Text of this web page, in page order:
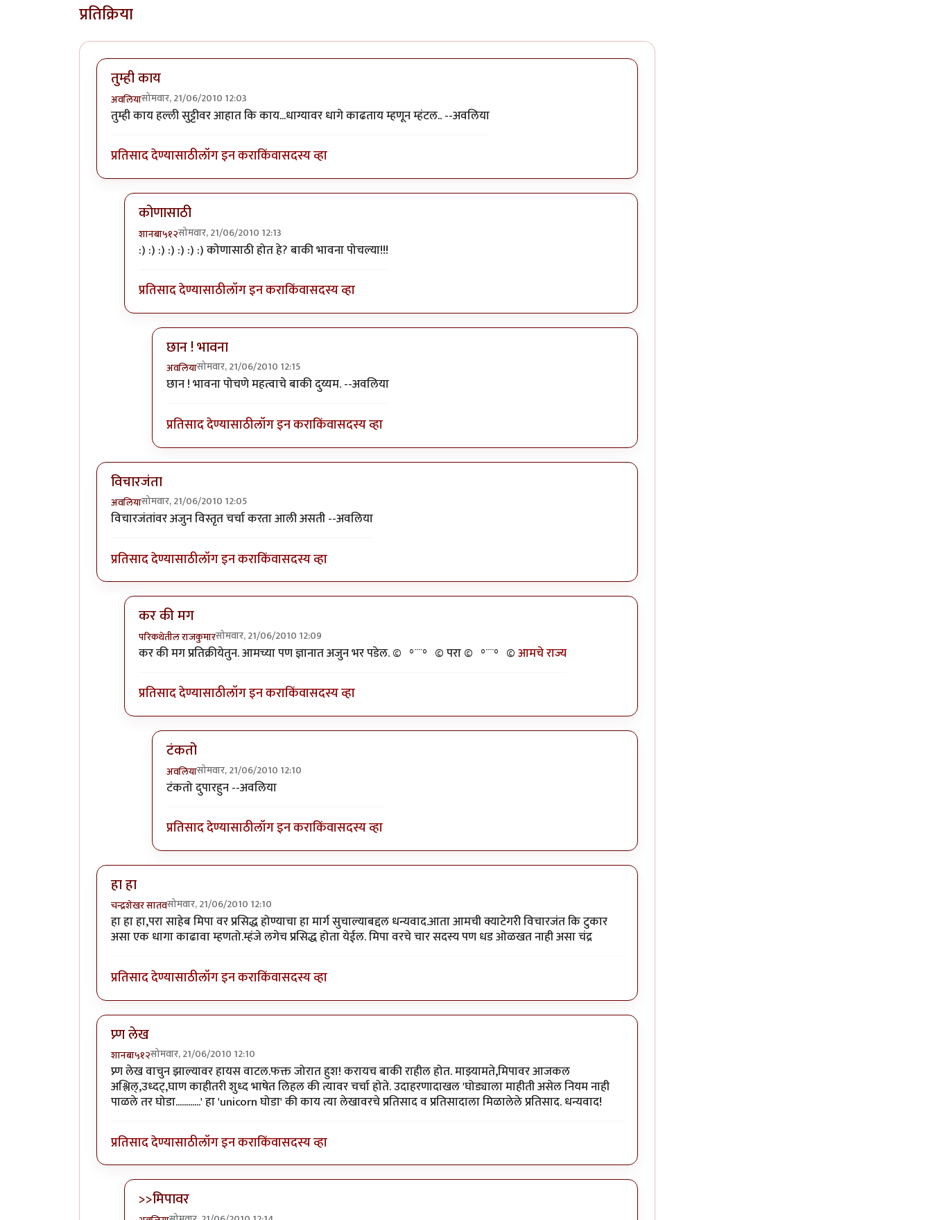
प्रतिक्रिया
तुम्ही काय
अवलियासोमवार, 21/06/2010 12:03
तुम्ही काय हल्ली सुट्टीवर आहात कि काय...धाग्यावर धागे काढताय म्हणून म्हंटल.. --अवलिया
प्रतिसाद देण्यासाठीलॉग इन कराकिंवासदस्य व्हा
कोणासाठी
शानबा५१२सोमवार, 21/06/2010 12:13
In reply toतुम्ही कायbyअवलिया
:) :) :) :) :) :) :) कोणासाठी होत हे? बाकी भावना पोचल्या!!!
प्रतिसाद देण्यासाठीलॉग इन कराकिंवासदस्य व्हा
छान ! भावना
अवलियासोमवार, 21/06/2010 12:15
In reply toकोणासाठीbyशानबा५१२
छान ! भावना पोचणे महत्वाचे बाकी दुय्यम. --अवलिया
प्रतिसाद देण्यासाठीलॉग इन कराकिंवासदस्य व्हा
विचारजंता
अवलियासोमवार, 21/06/2010 12:05
विचारजंतांवर अजुन विस्तृत चर्चा करता आली असती --अवलिया
प्रतिसाद देण्यासाठीलॉग इन कराकिंवासदस्य व्हा
कर की मग
परिकथेतील राजकुमारसोमवार, 21/06/2010 12:09
In reply toविचारजंताbyअवलिया
कर की मग प्रतिक्रीयेतुन. आमच्या पण ज्ञानात अजुन भर पडेल. ©º°¨¨°º© परा ©º°¨¨°º©आमचे राज्य
प्रतिसाद देण्यासाठीलॉग इन कराकिंवासदस्य व्हा
टंकतो
अवलियासोमवार, 21/06/2010 12:10
In reply toकर की मगby
टंकतो दुपारहुन --अवलिया
प्रतिसाद देण्यासाठीलॉग इन कराकिंवासदस्य व्हा
हा हा
चन्द्रशेखर सातवसोमवार, 21/06/2010 12:10
हा हा हा,परा साहेब मिपा वर प्रसिद्ध होण्याचा हा मार्ग सुचाल्याबद्दल धन्यवाद.आता आमची क्याटेगरी विचारजंत कि टुकार
असा एक धागा काढावा म्हणतो.म्हंजे लगेच प्रसिद्ध होता येईल. मिपा वरचे चार सदस्य पण धड ओळखत नाही असा चंद्र
प्रतिसाद देण्यासाठीलॉग इन कराकिंवासदस्य व्हा
प्र्ण लेख
शानबा५१२सोमवार, 21/06/2010 12:10
प्र्ण लेख वाचुन झाल्यावर हायस वाटल.फक्त जोरात हुश! करायच बाकी राहील होत. माझ्यामते,मिपावर आजकल
अश्लिल्,उध्दट्,घाण काहीतरी शुध्द भाषेत लिहल की त्यावर चर्चा होते. उदाहरणादाखल 'घोड्याला माहीती असेल नियम नाही
पाळले तर घोडा............' हा 'unicorn घोडा' की काय त्या लेखावरचे प्रतिसाद व प्रतिसादाला मिळालेले प्रतिसाद. धन्यवाद!
प्रतिसाद देण्यासाठीलॉग इन कराकिंवासदस्य व्हा
>>मिपावर